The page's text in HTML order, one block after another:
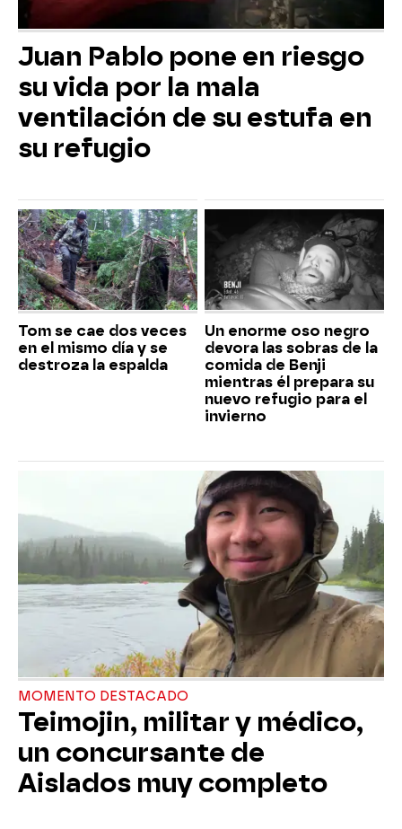
Juan Pablo pone en riesgo
su vida por la mala
ventilación de su estufa en
su refugio
Tom se cae dos veces
en el mismo día y se
destroza la espalda
Un enorme oso negro
devora las sobras de la
comida de Benji
mientras él prepara su
nuevo refugio para el
invierno
MOMENTO DESTACADO
Teimojin, militar y médico,
un concursante de
Aislados muy completo